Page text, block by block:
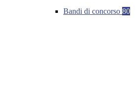
Bandi di concorso 80